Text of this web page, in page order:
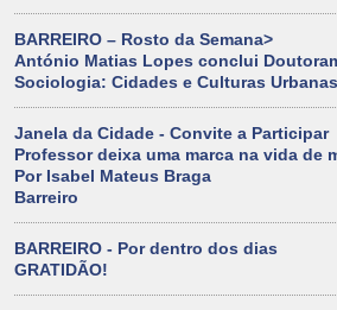
BARREIRO – Rosto da Semana>
António Matias Lopes conclui
Sociologia: Cidades e Culturas Urbanas
Janela da Cidade - Convite a Participar
Professor deixa uma marca na vida de
Por Isabel Mateus Braga
Barreiro
BARREIRO - Por dentro dos dias
GRATIDÃO!